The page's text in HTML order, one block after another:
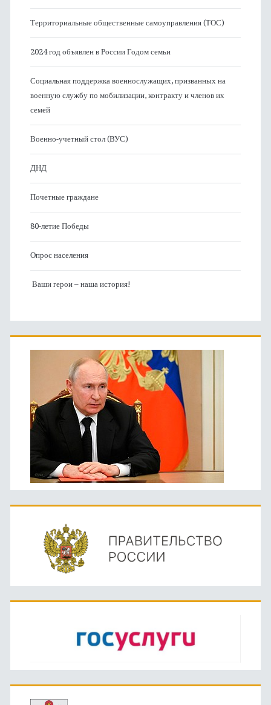
Территориальные общественные самоуправления (ТОС)
2024 год объявлен в России Годом семьи
Социальная поддержка военнослужащих, призванных на
военную службу по мобилизации, контракту и членов их
семей
Военно-учетный стол (ВУС)
ДНД
Почетные граждане
80-летие Победы
Опрос населения
Ваши герои – наша история!